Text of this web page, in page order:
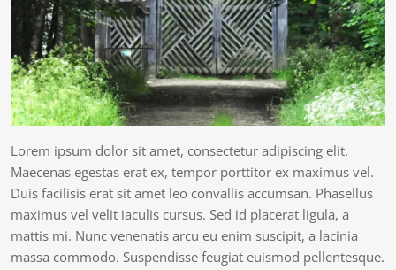
Lorem ipsum dolor sit amet, consectetur adipiscing elit.
Maecenas egestas erat ex, tempor porttitor ex maximus vel.
Duis facilisis erat sit amet leo convallis accumsan. Phasellus
maximus vel velit iaculis cursus. Sed id placerat ligula, a
mattis mi. Nunc venenatis arcu eu enim suscipit, a lacinia
massa commodo. Suspendisse feugiat euismod pellentesque.